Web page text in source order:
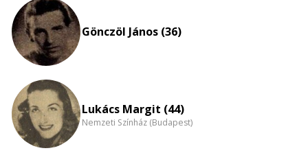
Gönczöl János (36)
Lukács Margit (44)
Nemzeti Színház (Budapest)